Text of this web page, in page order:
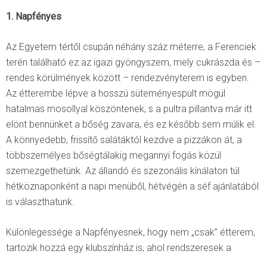
1. Napfényes
Az Egyetem tértől csupán néhány száz méterre, a Ferenciek
terén található ez az igazi gyöngyszem, mely cukrászda és –
rendes körülmények között – rendezvényterem is egyben.
Az étterembe lépve a hosszú süteményespult mögül
hatalmas mosollyal köszöntenek, s a pultra pillantva már itt
elönt bennünket a bőség zavara, és ez később sem múlik el.
A könnyedebb, frissítő salátáktól kezdve a pizzákon át, a
többszemélyes bőségtálakig megannyi fogás közül
szemezgethetünk. Az állandó és szezonális kínálaton túl
hétköznaponként a napi menüből, hétvégén a séf ajánlatából
is választhatunk.
Különlegessége a Napfényesnek, hogy nem „csak” étterem,
tartozik hozzá egy klubszínház is, ahol rendszeresek a